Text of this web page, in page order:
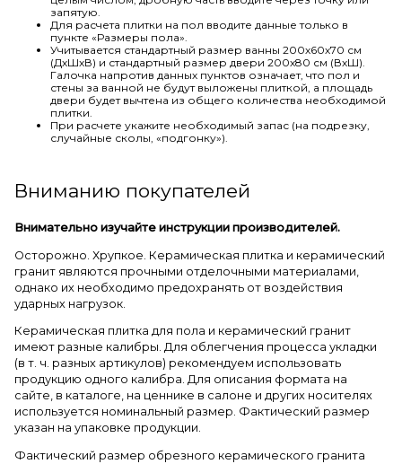
запятую.
Для расчета плитки на пол вводите данные только в
пункте «Размеры пола».
Учитывается стандартный размер ванны 200х60х70 см
(ДхШхВ) и стандартный размер двери 200х80 см (ВхШ).
Галочка напротив данных пунктов означает, что пол и
стены за ванной не будут выложены плиткой, а площадь
двери будет вычтена из общего количества необходимой
плитки.
При расчете укажите необходимый запас (на подрезку,
случайные сколы, «подгонку»).
Вниманию покупателей
Внимательно изучайте инструкции производителей.
Осторожно. Хрупкое. Керамическая плитка и керамический
гранит являются прочными отделочными материалами,
однако их необходимо предохранять от воздействия
ударных нагрузок.
Керамическая плитка для пола и керамический гранит
имеют разные калибры. Для облегчения процесса укладки
(в т. ч. разных артикулов) рекомендуем использовать
продукцию одного калибра. Для описания формата на
сайте, в каталоге, на ценнике в салоне и других носителях
используется номинальный размер. Фактический размер
указан на упаковке продукции.
Фактический размер обрезного керамического гранита